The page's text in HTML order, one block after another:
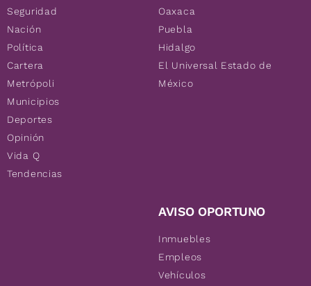
Seguridad
Nación
Política
Cartera
Metrópoli
Municipios
Deportes
Opinión
Vida Q
Tendencias
Oaxaca
Puebla
Hidalgo
El Universal Estado de
México
AVISO OPORTUNO
Inmuebles
Empleos
Vehículos